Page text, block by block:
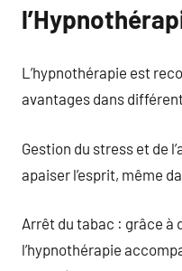
L’hypnothérapie est
avantages dans
Gestion du stress et de
apaiser l’esprit, même
Arrêt du tabac : grâce à
l’hypnothérapie